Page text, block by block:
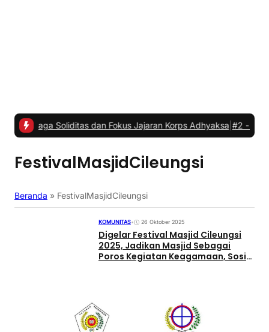
Jaga Soliditas dan Fokus Jajaran Korps Adhyaksa|#2 -Anggota
FestivalMasjidCileungsi
Beranda » FestivalMasjidCileungsi
KOMUNITAS• 26 Oktober 2025
Digelar Festival Masjid Cileungsi
2025, Jadikan Masjid Sebagai
Poros Kegiatan Keagamaan, Sosial